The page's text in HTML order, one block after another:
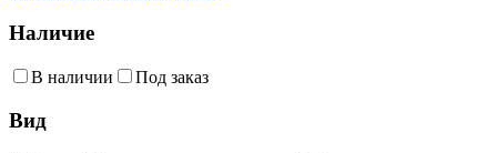
Наличие
В наличии Под заказ
Вид